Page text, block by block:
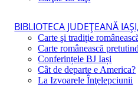
BIBLIOTECA JUDEŢEANĂ
Carte şi tradiţie
Carte românească
Conferințele BJ Iași
Cât de departe e America?
La Izvoarele Înţelepciunii